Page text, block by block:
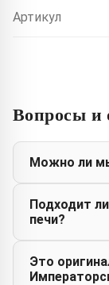
Артикул
Вопросы и
Можно ли
Подходит
печи?
Это